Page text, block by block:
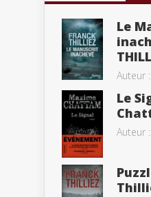
Le
Auteur :
Le
Auteur :